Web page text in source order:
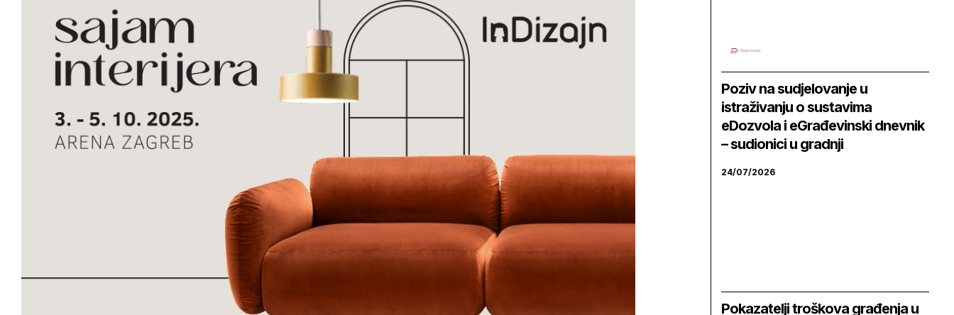
Poziv na sudjelovanje u
istraživanju o sustavima
eDozvola i eGrađevinski dnevnik
– sudionici u gradnji
24/07/2026
Pokazatelji troškova građenja u